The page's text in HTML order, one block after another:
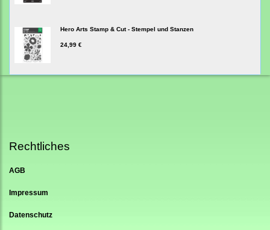
Hero Arts Stamp & Cut - Stempel und Stanzen
24,99 €
Rechtliches
AGB
Impressum
Datenschutz